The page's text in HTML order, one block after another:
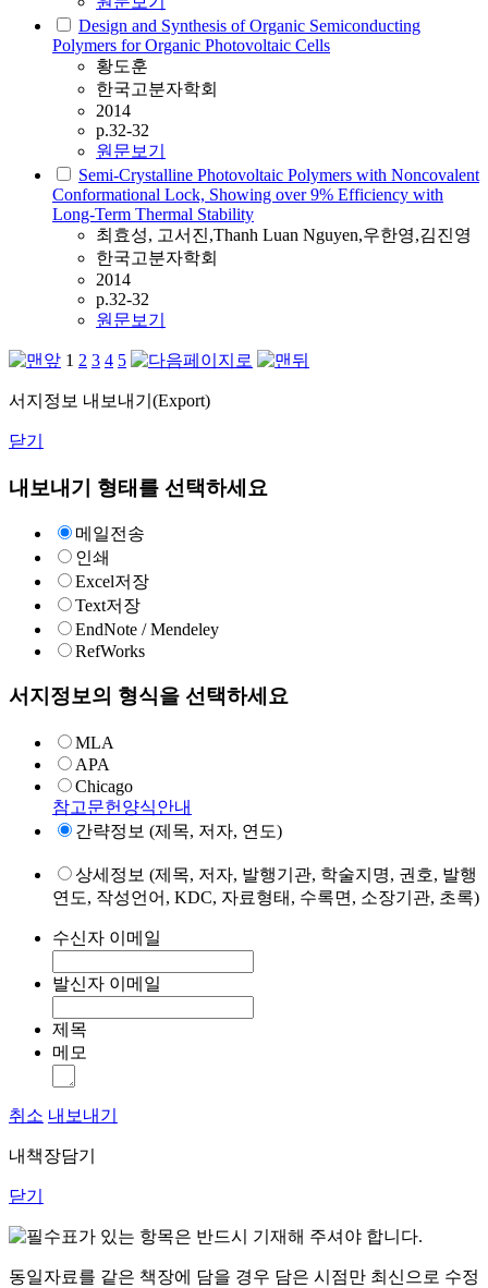
Design and Synthesis of Organic Semiconducting
Polymers for Organic Photovoltaic Cells
황도훈
한국고분자학회
2014
p.32-32
원문보기
Semi-Crystalline Photovoltaic Polymers with Noncovalent
Conformational Lock, Showing over 9% Efficiency with
Long-Term Thermal Stability
최효성, 고서진,Thanh Luan Nguyen,우한영,김진영
한국고분자학회
2014
p.32-32
원문보기
1 2 3 4 5
서지정보 내보내기(Export)
닫기
내보내기 형태를 선택하세요
메일전송
인쇄
Excel저장
Text저장
EndNote / Mendeley
RefWorks
서지정보의 형식을 선택하세요
MLA
APA
Chicago
참고문헌양식안내
간략정보 (제목, 저자, 연도)
상세정보 (제목, 저자, 발행기관, 학술지명, 권호, 발행
연도, 작성언어, KDC, 자료형태, 수록면, 소장기관, 초록)
수신자 이메일
발신자 이메일
제목
메모
취소 내보내기
내책장담기
닫기
표가 있는 항목은 반드시 기재해 주셔야 합니다.
동일자료를 같은 책장에 담을 경우 담은 시점만 최신으로 수정